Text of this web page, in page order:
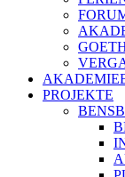
PROJEKTE